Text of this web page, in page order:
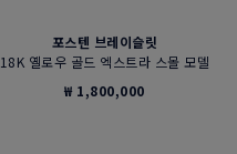
포스텐 브레이슬릿
18K 옐로우 골드 엑스트라 스몰 모델
₩ 1,800,000